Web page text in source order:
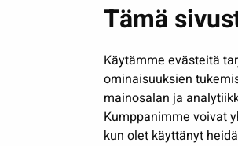
Tämä
Käytämme evästeitä
ominaisuuksien
mainosalan ja
Kumppanimme voivat
kun olet käyttänyt